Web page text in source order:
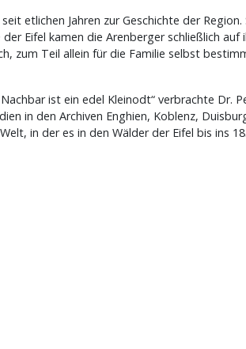
etlichen Jahren zur Geschichte der
Eifel kamen die Arenberger schließlich
zum Teil allein für die Familie selbst
ist ein edel Kleinodt“ verbrachte Dr.
in den Archiven Enghien, Koblenz,
in der es in den Wälder der Eifel bis ins